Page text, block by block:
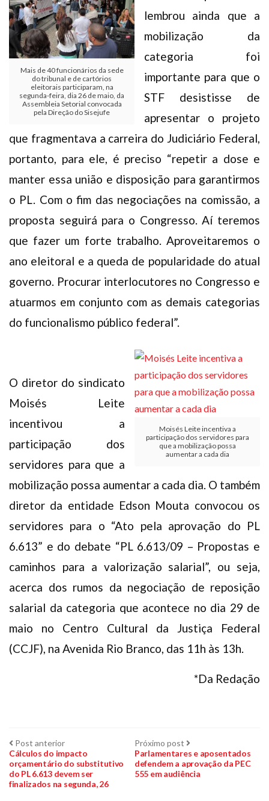
Mais de 40 funcionários da sede
do tribunal e de cartórios
eleitorais participaram, na
segunda-feira, dia 26 de maio, da
Assembleia Setorial convocada
pela Direção do Sisejufe
lembrou ainda que a
mobilização da
categoria foi
importante para que o
STF desistisse de
apresentar o projeto
que fragmentava a carreira do Judiciário Federal,
portanto, para ele, é preciso “repetir a dose e
manter essa união e disposição para garantirmos
o PL. Com o fim das negociações na comissão, a
proposta seguirá para o Congresso. Aí teremos
que fazer um forte trabalho. Aproveitaremos o
ano eleitoral e a queda de popularidade do atual
governo. Procurar interlocutores no Congresso e
atuarmos em conjunto com as demais categorias
do funcionalismo público federal”.
Moisés Leite incentiva a
participação dos servidores para
que a mobilização possa
aumentar a cada dia
O diretor do sindicato
Moisés Leite
incentivou a
participação dos
servidores para que a
mobilização possa aumentar a cada dia. O também
diretor da entidade Edson Mouta convocou os
servidores para o “Ato pela aprovação do PL
6.613” e do debate “PL 6.613/09 – Propostas e
caminhos para a valorização salarial”, ou seja,
acerca dos rumos da negociação de reposição
salarial da categoria que acontece no dia 29 de
maio no Centro Cultural da Justiça Federal
(CCJF), na Avenida Rio Branco, das 11h às 13h.
*Da Redação
Navegação
de
Post
Post anteriorPost
anterior:
Cálculos do impacto
orçamentário do substitutivo
do PL 6.613 devem ser
finalizados na segunda, 26
Próximo post Próximo
post:
Parlamentares e aposentados
defendem a aprovação da PEC
555 em audiência